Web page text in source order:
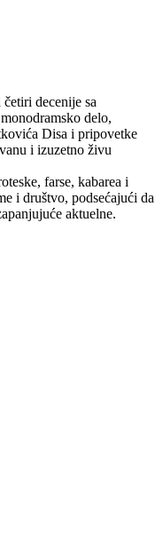
decenije sa
delo,
Disa i pripovetke
i izuzetno živu
farse, kabarea i
i društvo, podsećajući da
aktuelne.